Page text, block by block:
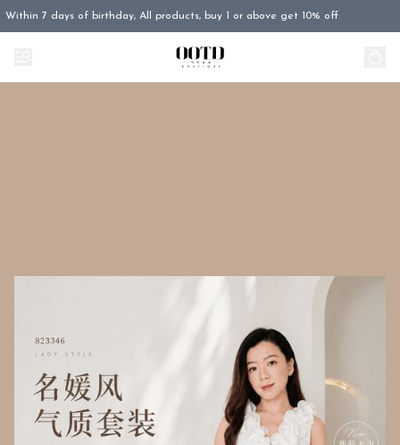
Within 7 days of birthday, All products, buy 1 or above get 10% off